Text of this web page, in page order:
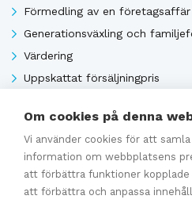
Förmedling av en företagsaffär
Generationsväxling och
Värdering
Uppskattat försäljningpris
Se alla
Om cookies på denna
Vi använder cookies för att
information om webbplatsens
att förbättra funktioner
att förbättra och anpassa